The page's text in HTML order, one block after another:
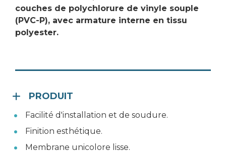
couches de polychlorure de vinyle souple
(PVC-P), avec armature interne en tissu
polyester.
PRODUIT
Facilité d'installation et de soudure.
Finition esthétique.
Membrane unicolore lisse.